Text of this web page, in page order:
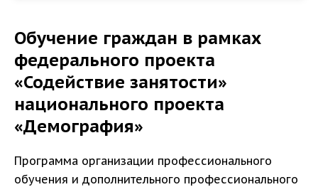
Обучение граждан в рамках
федерального проекта
«Содействие занятости»
национального проекта
«Демография»
Программа организации профессионального
обучения и дополнительного профессионального